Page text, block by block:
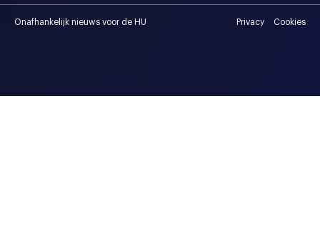
Onafhankelijk nieuws voor de HU Privacy Cookies